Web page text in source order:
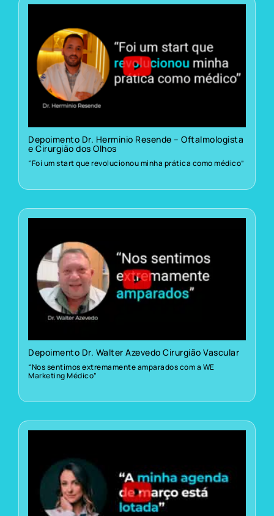
Depoimento Dr. Herminio Resende – Oftalmologista
e Cirurgião dos Olhos
“Foi um start que revolucionou minha prática como médico”
Depoimento Dr. Walter Azevedo Cirurgião Vascular
“Nos sentimos extremamente amparados com a WE
Marketing Médico”